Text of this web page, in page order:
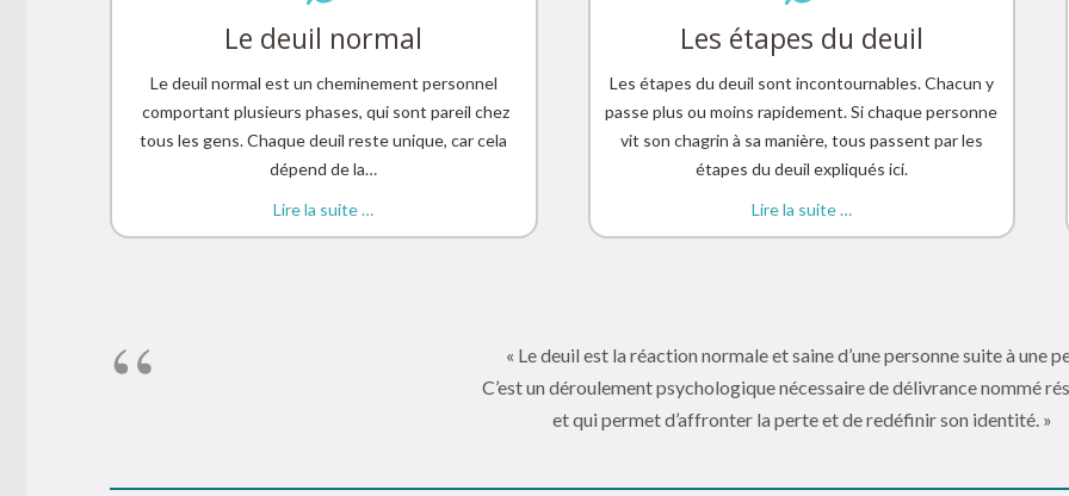
Le deuil normal
Le deuil normal est un cheminement personnel
comportant plusieurs phases, qui sont pareil chez
tous les gens. Chaque deuil reste unique, car cela
dépend de la…
Lire la suite …
Les étapes du deuil
Les étapes du deuil sont incontournables. Chacun y
passe plus ou moins rapidement. Si chaque personne
vit son chagrin à sa manière, tous passent par les
étapes du deuil expliqués ici.
Lire la suite …
« Le deuil est la réaction normale et saine d’une personne suite à une
C’est un déroulement psychologique nécessaire de délivrance nommé
et qui permet d’affronter la perte et de redéfinir son identité. »